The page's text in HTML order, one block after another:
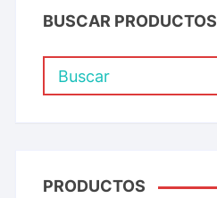
BUSCAR PRODUCTOS
PRODUCTOS